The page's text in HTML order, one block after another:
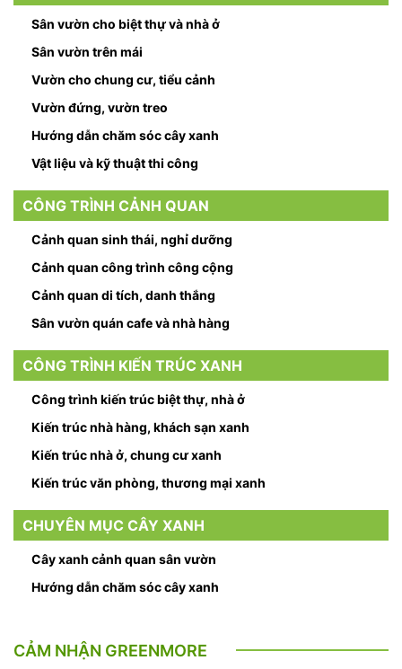
Sân vườn cho biệt thự và nhà ở
Sân vườn trên mái
Vườn cho chung cư, tiểu cảnh
Vườn đứng, vườn treo
Hướng dẫn chăm sóc cây xanh
Vật liệu và kỹ thuật thi công
CÔNG TRÌNH CẢNH QUAN
Cảnh quan sinh thái, nghỉ dưỡng
Cảnh quan công trình công cộng
Cảnh quan di tích, danh thắng
Sân vườn quán cafe và nhà hàng
CÔNG TRÌNH KIẾN TRÚC XANH
Công trình kiến trúc biệt thự, nhà ở
Kiến trúc nhà hàng, khách sạn xanh
Kiến trúc nhà ở, chung cư xanh
Kiến trúc văn phòng, thương mại xanh
CHUYÊN MỤC CÂY XANH
Cây xanh cảnh quan sân vườn
Hướng dẫn chăm sóc cây xanh
CẢM NHẬN GREENMORE